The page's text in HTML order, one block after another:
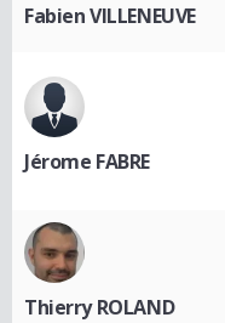
Fabien VILLENEUVE
Jérome FABRE
Thierry ROLAND